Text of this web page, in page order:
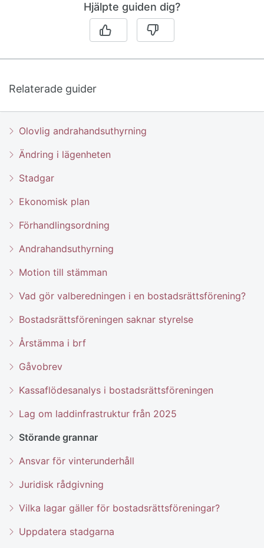
Hjälpte guiden dig?
Relaterade guider
Olovlig andrahandsuthyrning
Ändring i lägenheten
Stadgar
Ekonomisk plan
Förhandlingsordning
Andrahandsuthyrning
Motion till stämman
Vad gör valberedningen i en bostadsrättsförening?
Bostadsrättsföreningen saknar styrelse
Årstämma i brf
Gåvobrev
Kassaflödesanalys i bostadsrättsföreningen
Lag om laddinfrastruktur från 2025
Störande grannar
Ansvar för vinterunderhåll
Juridisk rådgivning
Vilka lagar gäller för bostadsrättsföreningar?
Uppdatera stadgarna